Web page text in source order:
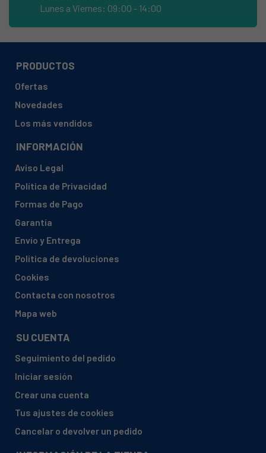
Lunes a Viernes: 09:00 - 14:00
PRODUCTOS
Ofertas
Novedades
Los más vendidos
INFORMACIÓN
Aviso Legal
Política de Privacidad
Formas de Pago
Garantía
Envío y Entrega
Política de devoluciones
Cookies
Contacta con nosotros
Mapa web
SU CUENTA
Seguimiento del pedido
Iniciar sesión
Crear una cuenta
Tus ajustes de cookies
Cancelar o devolver un pedido